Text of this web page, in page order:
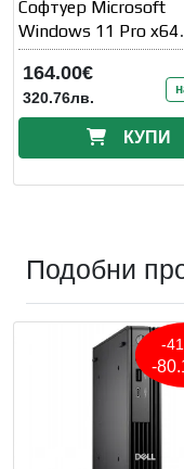
Софтуер Microsoft
Windows 11 Pro x64
Английски език OEM
164.00€
320.76лв.
КУПИ
Подобни
-
-